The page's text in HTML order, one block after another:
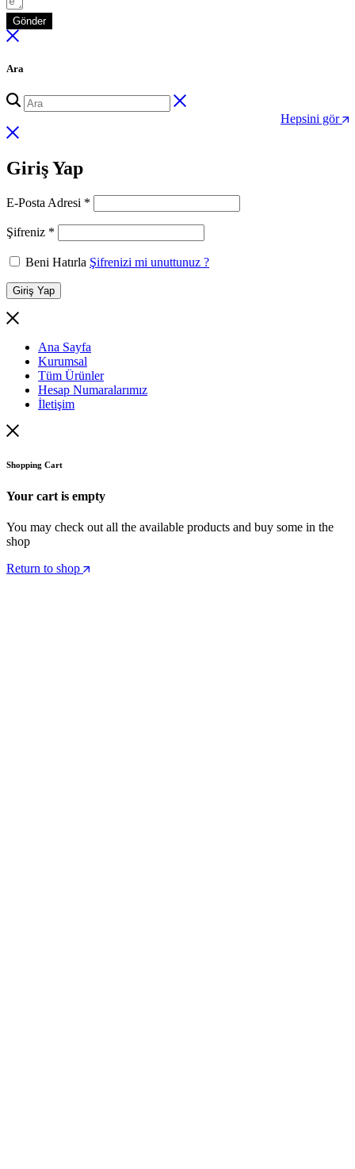
Gönder
Ara
Hepsini gör
Giriş Yap
E-Posta Adresi *
Şifreniz *
Beni Hatırla Şifrenizi mi unuttunuz ?
Giriş Yap
Ana Sayfa
Kurumsal
Tüm Ürünler
Hesap Numaralarımız
İletişim
Shopping Cart
Your cart is empty
You may check out all the available products and buy some in the
shop
Return to shop